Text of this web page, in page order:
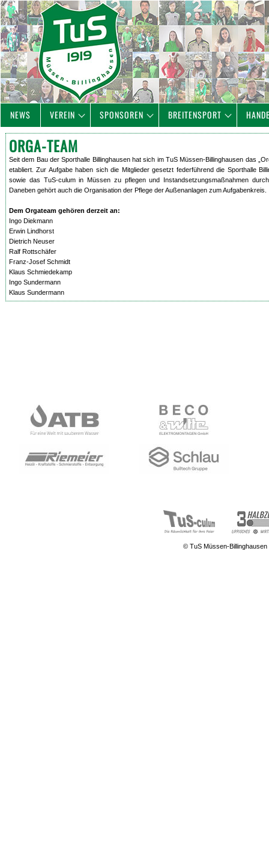
NEWS VEREIN SPONSOREN BREITENSPORT
ORGA-TEAM
Seit dem Bau der Sporthalle Billinghausen hat sich im TuS Müssen-Billinghausen das
etabliert. Zur Aufgabe haben sich die Mitglieder gesetzt federführend die Sporthalle
sowie das TuS-culum in Müssen zu pflegen und Instandsetzungsmaßnahmen
Daneben gehört auch die Organisation der Pflege der Außenanlagen zum Aufgabenkreis.
Dem Orgateam gehören derzeit an:
Ingo Diekmann
Erwin Lindhorst
Dietrich Neuser
Ralf Rottschäfer
Franz-Josef Schmidt
Klaus Schmiedekamp
Ingo Sundermann
Klaus Sundermann
© TuS Müssen-